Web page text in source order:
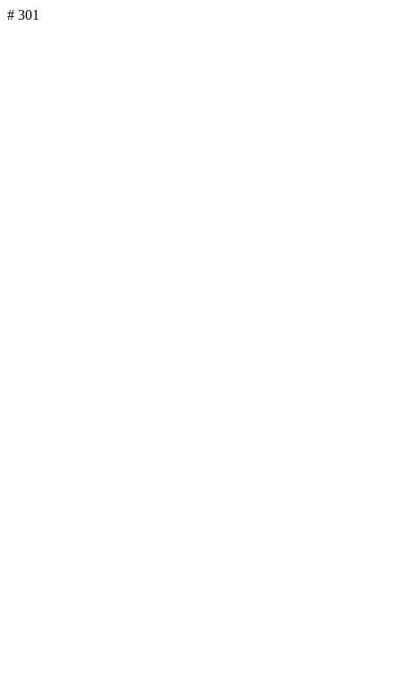
# 301